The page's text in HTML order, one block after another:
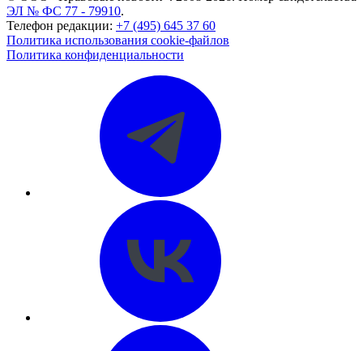
ЭЛ № ФС 77 - 79910.
Телефон редакции: +7 (495) 645 37 60
Политика использования cookie-файлов
Политика конфиденциальности